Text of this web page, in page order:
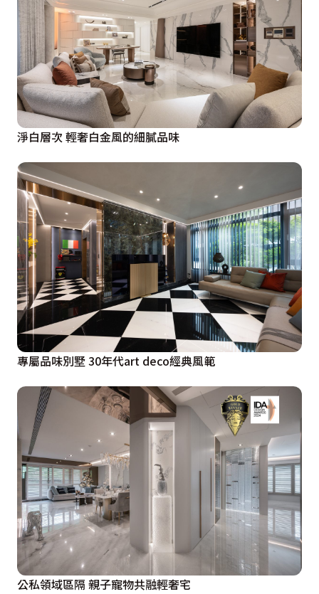
淨白層次 輕奢白金風的細膩品味
專屬品味別墅 30年代art deco經典風範
公私領域區隔 親子寵物共融輕奢宅